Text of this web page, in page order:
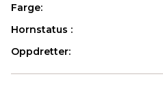
Farge:
Hornstatus :
Oppdretter: